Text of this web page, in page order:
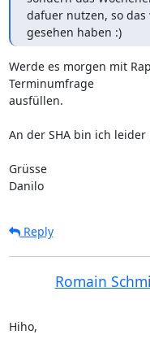
dafuer nutzen, so
gesehen haben :)
Werde es morgen mit
Terminumfrage
ausfüllen.
An der SHA bin ich leider
Grüsse
Danilo
Reply
Romain
Hiho,